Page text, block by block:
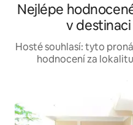
Nejlépe
v destinaci
Hosté souhlasí: tyto
hodnocení za